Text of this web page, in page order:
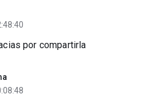
por compartirla